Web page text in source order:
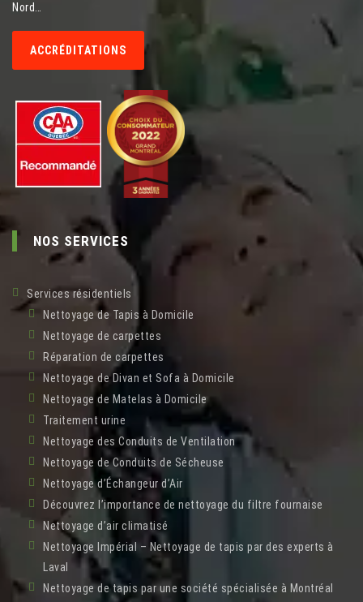
Nord…
ACCRÉDITATIONS
NOS SERVICES
Services résidentiels
Nettoyage de Tapis à Domicile
Nettoyage de carpettes
Réparation de carpettes
Nettoyage de Divan et Sofa à Domicile
Nettoyage de Matelas à Domicile
Traitement urine
Nettoyage des Conduits de Ventilation
Nettoyage de Conduits de Sécheuse
Nettoyage d’Échangeur d’Air
Découvrez l’importance de nettoyage du filtre fournaise
Nettoyage d’air climatisé
Nettoyage Impérial – Nettoyage de tapis par des experts à
Laval
Nettoyage de tapis par une société spécialisée à Montréal